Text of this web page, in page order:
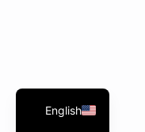
English